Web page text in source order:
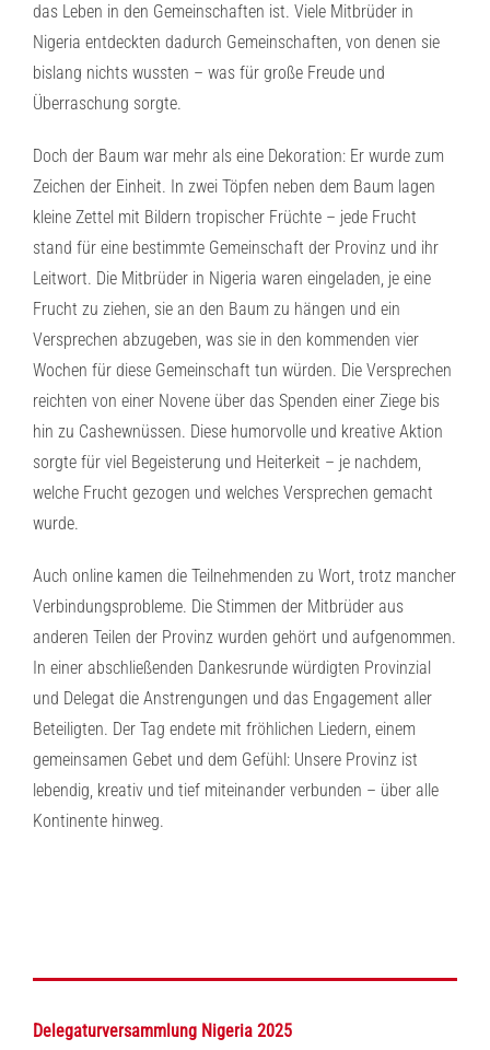
das Leben in den Gemeinschaften ist. Viele Mitbrüder in
Nigeria entdeckten dadurch Gemeinschaften, von denen sie
bislang nichts wussten – was für große Freude und
Überraschung sorgte.
Doch der Baum war mehr als eine Dekoration: Er wurde zum
Zeichen der Einheit. In zwei Töpfen neben dem Baum lagen
kleine Zettel mit Bildern tropischer Früchte – jede Frucht
stand für eine bestimmte Gemeinschaft der Provinz und ihr
Leitwort. Die Mitbrüder in Nigeria waren eingeladen, je eine
Frucht zu ziehen, sie an den Baum zu hängen und ein
Versprechen abzugeben, was sie in den kommenden vier
Wochen für diese Gemeinschaft tun würden. Die Versprechen
reichten von einer Novene über das Spenden einer Ziege bis
hin zu Cashewnüssen. Diese humorvolle und kreative Aktion
sorgte für viel Begeisterung und Heiterkeit – je nachdem,
welche Frucht gezogen und welches Versprechen gemacht
wurde.
Auch online kamen die Teilnehmenden zu Wort, trotz mancher
Verbindungsprobleme. Die Stimmen der Mitbrüder aus
anderen Teilen der Provinz wurden gehört und aufgenommen.
In einer abschließenden Dankesrunde würdigten Provinzial
und Delegat die Anstrengungen und das Engagement aller
Beteiligten. Der Tag endete mit fröhlichen Liedern, einem
gemeinsamen Gebet und dem Gefühl: Unsere Provinz ist
lebendig, kreativ und tief miteinander verbunden – über alle
Kontinente hinweg.
Delegaturversammlung Nigeria 2025